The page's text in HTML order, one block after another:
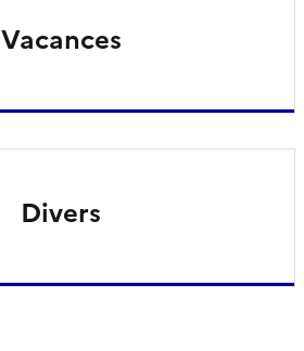
Vacances
Divers